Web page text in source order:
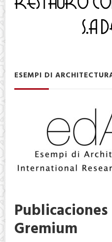
ESEMPI DI
Gremium